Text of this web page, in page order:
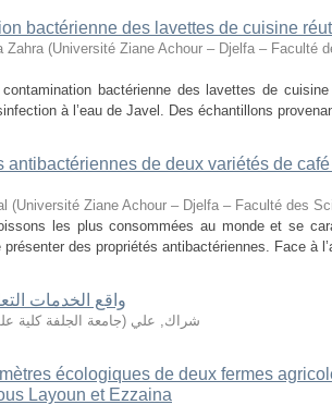
bactérienne des lavettes de cuisine
Zahra (Université Ziane Achour – Djelfa – Faculté
bactérienne des lavettes de
à l’eau de Javel. Des échantillons
antibactériennes de deux variétés de
(Université Ziane Achour – Djelfa – Faculté des
les plus consommées au monde et se
des propriétés antibactériennes. Face à
واقع الخدمات
شراك, علي (جامعة الجلفة كلية
écologiques de deux fermes
Layoun et Ezzaina